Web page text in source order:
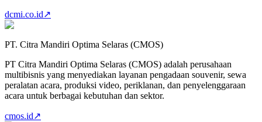
dcmi.co.id↗
PT. Citra Mandiri Optima Selaras (CMOS)
PT Citra Mandiri Optima Selaras (CMOS) adalah perusahaan
multibisnis yang menyediakan layanan pengadaan souvenir, sewa
peralatan acara, produksi video, periklanan, dan penyelenggaraan
acara untuk berbagai kebutuhan dan sektor.
cmos.id↗